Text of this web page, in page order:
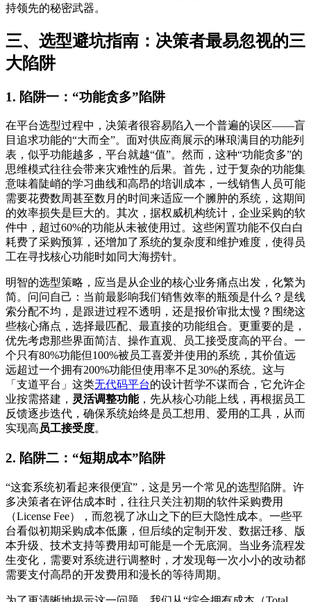
持领先的秘密武器。
三、选型避坑指南：决策者最易忽视的三
大陷阱
1. 陷阱一：“功能贪多”陷阱
在平台选型过程中，决策者很容易陷入一个普遍的误区——盲
目追求功能的“大而全”。面对供应商展示的琳琅满目的功能列
表，似乎功能越多，平台就越“值”。然而，这种“功能贪多”的
思维模式往往会带来灾难性的后果。首先，过于复杂的功能集
意味着陡峭的学习曲线和高昂的培训成本，一线销售人员可能
需要花费数周甚至数月的时间来适应一个臃肿的系统，这期间
的效率损失是巨大的。其次，据权威机构统计，企业采购的软
件中，超过60%的功能从未被使用过。这些闲置功能不仅白白
耗费了采购预算，还增加了系统的复杂度和维护难度，使得员
工在寻找核心功能时如同大海捞针。
明智的选型策略，应当是从企业的核心业务痛点出发，化繁为
简。问问自己：当前最影响我们销售效率的瓶颈是什么？是线
索分配不均，是跟进过程不透明，还是报价审批太慢？围绕这
些核心痛点，选择最匹配、最直接的功能组合。更重要的是，
优先考虑那些界面简洁、操作直观、员工接受度高的平台。一
个只有80%功能但100%被员工喜爱并使用的系统，其价值远
远超过一个拥有200%功能但使用率不足30%的系统。这与
「支道平台」这类无代码平台的设计哲学不谋而合，它允许企
业按需搭建， 灵活调整功能，先从核心功能上线，再根据员工
反馈逐步迭代，确保系统始终是员工想用、爱用的工具，从而
实现高 员工接受度。
2. 陷阱二：“短期成本”陷阱
“这套系统初看起来很便宜”，这是另一个常见的选型陷阱。许
多决策者在评估成本时，往往只关注初期的软件采购费用
（License Fee），而忽视了冰山之下的巨大隐性成本。一些平
台看似初期采购成本低廉，但后续的定制开发、数据迁移、版
本升级、技术支持等费用却可能是一个无底洞。当业务流程发
生变化，需要对系统进行调整时，才发现每一次小小的改动都
需要支付高昂的开发费用和漫长的等待周期。